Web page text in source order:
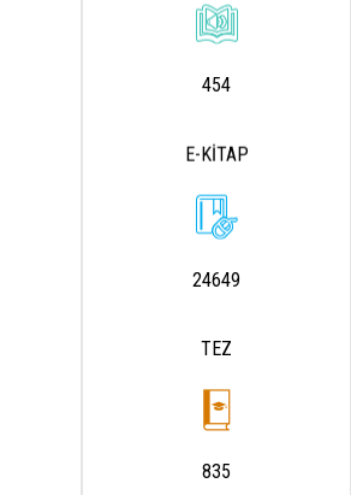
454
E-KİTAP
24649
TEZ
835